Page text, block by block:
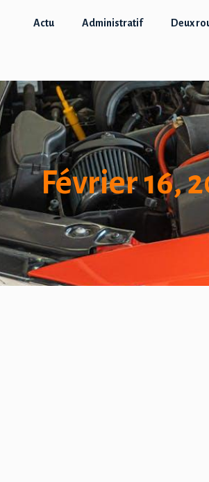
Actu Administratif Deux
Février 16,